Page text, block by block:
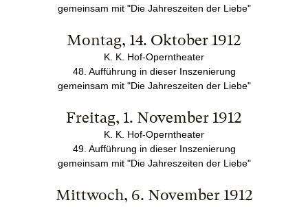
gemeinsam mit "Die Jahreszeiten der Liebe"
Montag, 14. Oktober 1912
K. K. Hof-Operntheater
48. Aufführung in dieser Inszenierung
gemeinsam mit "Die Jahreszeiten der Liebe"
Freitag, 1. November 1912
K. K. Hof-Operntheater
49. Aufführung in dieser Inszenierung
gemeinsam mit "Die Jahreszeiten der Liebe"
Mittwoch, 6. November 1912